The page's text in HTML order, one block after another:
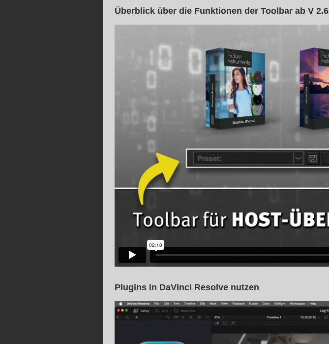
Überblick über die Funktionen der Toolbar ab V 2.6
Plugins in DaVinci Resolve nutzen